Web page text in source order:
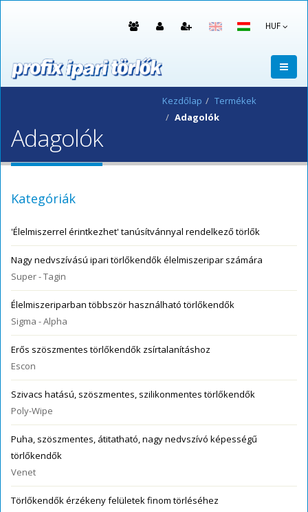
HUF
Kezdőlap
Termékek
Adagolók
Adagolók
Kategóriák
'Élelmiszerrel érintkezhet' tanúsítvánnyal rendelkező törlők
Nagy nedvszívású ipari törlőkendők élelmiszeripar számára
Super - Tagin
Élelmiszeriparban többször használható törlőkendők
Sigma - Alpha
Erős szöszmentes törlőkendők zsírtalanításhoz
Escon
Szivacs hatású, szöszmentes, szilikonmentes törlőkendők
Poly-Wipe
Puha, szöszmentes, átitatható, nagy nedvszívó képességű
törlőkendők
Venet
Törlőkendők érzékeny felületek finom törléséhez